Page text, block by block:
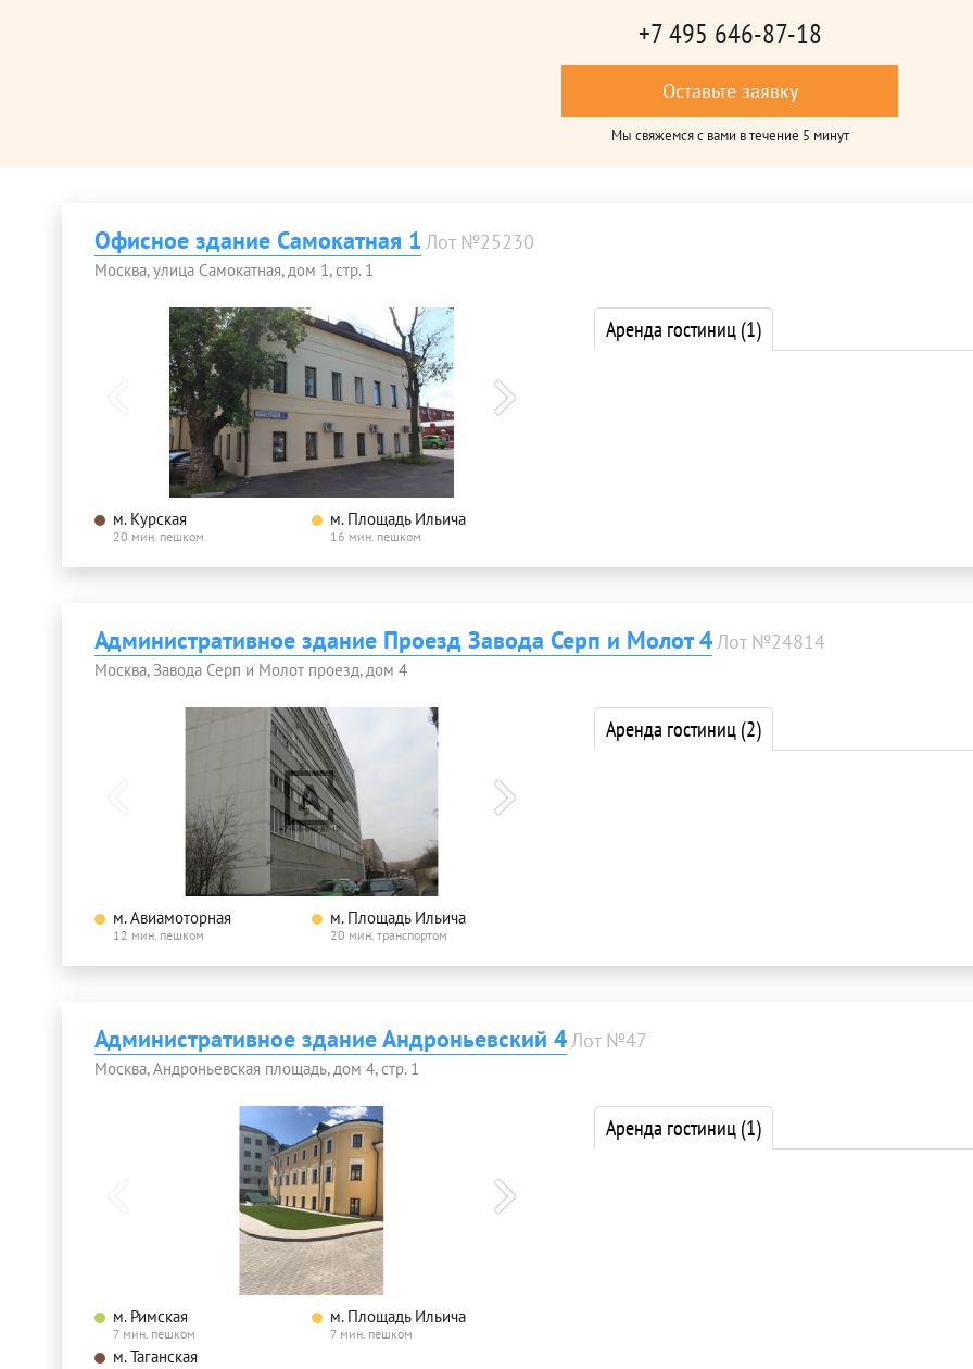
+7 495 646-87-18
Оставьте заявку
Мы свяжемся с вами в течение 5 минут
Офисное здание Самокатная 1 Лот №25230
Москва, улица Самокатная, дом 1, стр. 1
м. Курская
20 мин. пешком
м. Площадь Ильича
16 мин. пешком
Аренда гостиниц(1)
Административное здание Проезд Завода Серп и Молот 4 Лот №24814
Москва, Завода Серп и Молот проезд, дом 4
м. Авиамоторная
12 мин. пешком
м. Площадь Ильича
20 мин. транспортом
Аренда гостиниц(2)
Административное здание Андроньевский 4Лот №47
Москва, Андроньевская площадь, дом 4, стр. 1
м. Римская
7 мин. пешком
м. Площадь Ильича
7 мин. пешком
м. Таганская
Аренда гостиниц(1)